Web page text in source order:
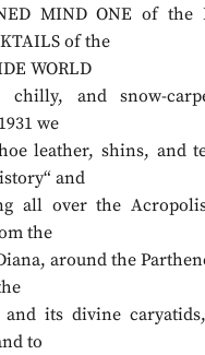
MIND ONE of
of the
WORLD
chilly, and snow-
we
leather, shins, and
and
all over the
the
around the
and its divine
to